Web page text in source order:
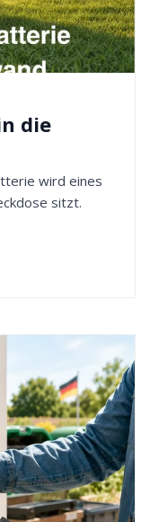
GmbH
wir den
Dafür
gewählte
innerhalb von 3
dass die
die
wird eines
sitzt.